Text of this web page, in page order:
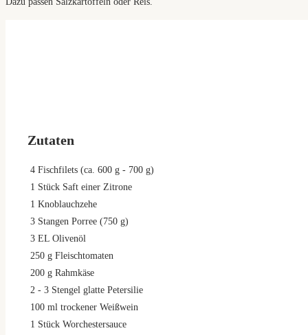
Zutaten
4 Fischfilets (ca. 600 g - 700 g)
1 Stück Saft einer Zitrone
1 Knoblauchzehe
3 Stangen Porree (750 g)
3 EL Olivenöl
250 g Fleischtomaten
200 g Rahmkäse
2 - 3 Stengel glatte Petersilie
100 ml trockener Weißwein
1 Stück Worchestersauce